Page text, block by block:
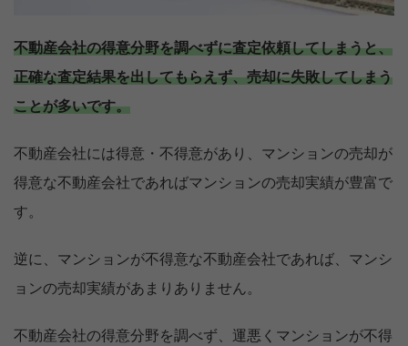
不動産会社の得意分野を調べずに査定依頼してしまうと、
正確な査定結果を出してもらえず、売却に失敗してしまう
ことが多いです。
不動産会社には得意・不得意があり、マンションの売却が
得意な不動産会社であればマンションの売却実績が豊富で
す。
逆に、マンションが不得意な不動産会社であれば、マンシ
ョンの売却実績があまりありません。
不動産会社の得意分野を調べず、運悪くマンションが不得